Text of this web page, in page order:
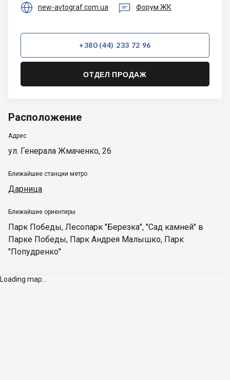
 new-avtograf.com.ua  Форум ЖК
+380 (44) 233 72 96
ОТДЕЛ ПРОДАЖ
Расположение
Адрес
ул. Генерала Жмаченко, 26
Ближайшие станции метро
Дарница
Ближайшие ориентиры
Парк Победы, Лесопарк "Березка", "Сад камней" в
Парке Победы, Парк Андрея Малышко, Парк
"Попудренко"
Loading map...